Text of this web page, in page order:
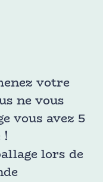
votre
ne vous
vous avez 5
!
lors de